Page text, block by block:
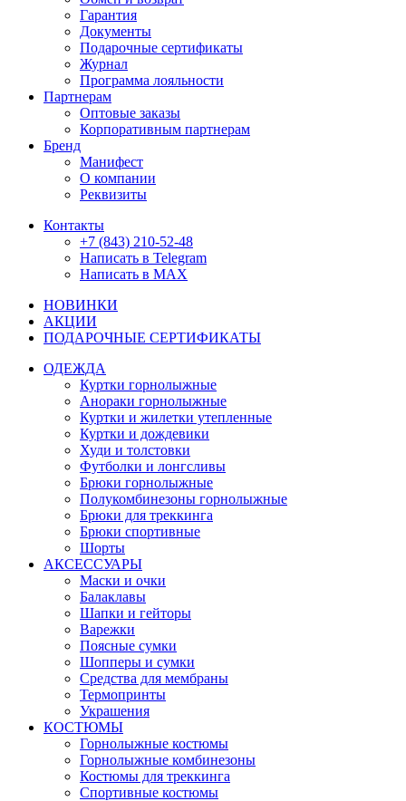
Гарантия
Документы
Подарочные сертификаты
Журнал
Программа лояльности
Партнерам
Оптовые заказы
Корпоративным партнерам
Бренд
Манифест
О компании
Реквизиты
Контакты
+7 (843) 210-52-48
Написать в Telegram
Написать в MAX
НОВИНКИ
АКЦИИ
ПОДАРОЧНЫЕ СЕРТИФИКАТЫ
ОДЕЖДА
Куртки горнолыжные
Анораки горнолыжные
Куртки и жилетки утепленные
Куртки и дождевики
Худи и толстовки
Футболки и лонгсливы
Брюки горнолыжные
Полукомбинезоны горнолыжные
Брюки для треккинга
Брюки спортивные
Шорты
АКСЕССУАРЫ
Маски и очки
Балаклавы
Шапки и гейторы
Варежки
Поясные сумки
Шопперы и сумки
Средства для мембраны
Термопринты
Украшения
КОСТЮМЫ
Горнолыжные костюмы
Горнолыжные комбинезоны
Костюмы для треккинга
Спортивные костюмы